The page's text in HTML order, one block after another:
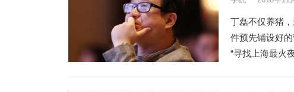
丁磊不仅养猪
件预先铺设好
“寻找上海最火